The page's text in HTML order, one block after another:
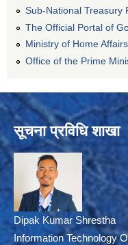
Sub-National Treasury
The Official Portal of
Ministry of Home Affairs
Office of the Prime
सूचना प्रविधि शाखा
Dipak Kumar Shrestha
Information Technology